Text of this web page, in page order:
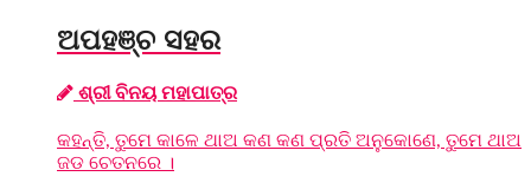
ଅପହଞ୍ଚ ସହର
ଶ୍ରୀ ବିନୟ ମହାପାତ୍ର
କହନ୍ତି, ତୁମେ କାଳେ ଥାଅ କଣ କଣ ପ୍ରତି ଅନୁକୋଣେ, ତୁମେ ଥାଅ
ଜଡ ଚେତନରେ ।